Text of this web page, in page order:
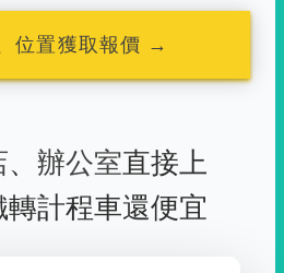
位置獲取報價 →
、 辦公室直接上
轉計程車還便宜